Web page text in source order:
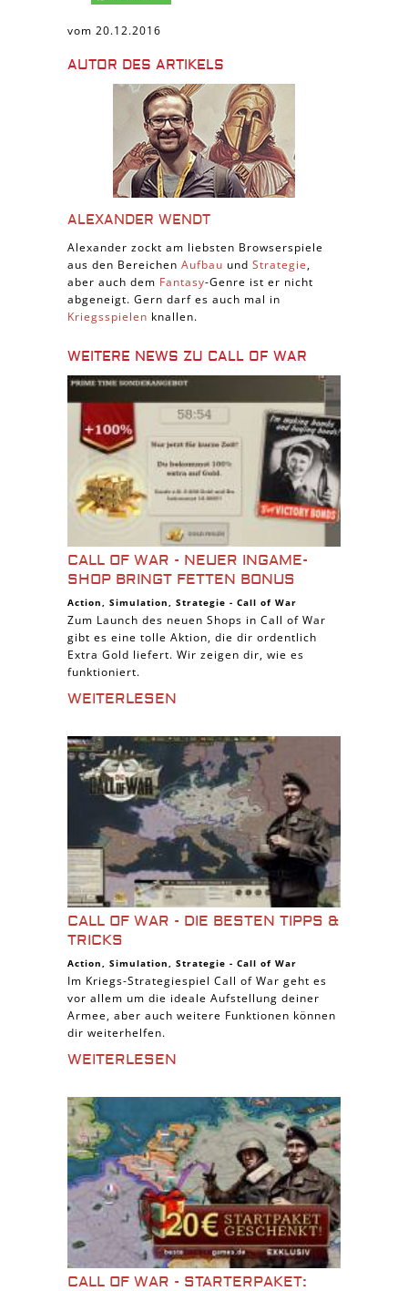
vom 20.12.2016
AUTOR DES ARTIKELS
ALEXANDER WENDT
Alexander zockt am liebsten Browserspiele
aus den Bereichen Aufbau und Strategie,
aber auch dem Fantasy-Genre ist er nicht
abgeneigt. Gern darf es auch mal in
Kriegsspielen knallen.
WEITERE NEWS ZU CALL OF WAR
CALL OF WAR - NEUER INGAME-
SHOP BRINGT FETTEN BONUS
Action, Simulation, Strategie - Call of War
Zum Launch des neuen Shops in Call of War
gibt es eine tolle Aktion, die dir ordentlich
Extra Gold liefert. Wir zeigen dir, wie es
funktioniert.
WEITERLESEN
CALL OF WAR - DIE BESTEN TIPPS &
TRICKS
Action, Simulation, Strategie - Call of War
Im Kriegs-Strategiespiel Call of War geht es
vor allem um die ideale Aufstellung deiner
Armee, aber auch weitere Funktionen können
dir weiterhelfen.
WEITERLESEN
CALL OF WAR - STARTERPAKET: